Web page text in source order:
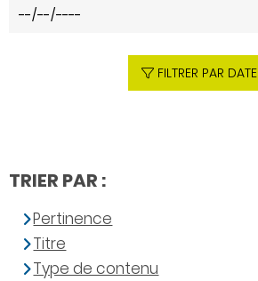
FILTRER PAR DATE
TRIER PAR :
Pertinence
Titre
Type de contenu